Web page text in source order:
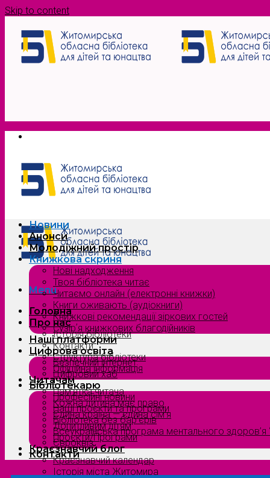
Skip to content
Menu
Головна
Про нас
Історія бібліотеки
Контакти
Структура бібліотеки
Офіційна інформація
Читачам
Пам’ятка читача
Кожна дитина має право
Єдина країна — єдина сім’я
Допитливим дітям
Проєкти/Програми
Краєзнавчий блог
Краєзнавчий календар
Історія міста Житомира
Новини
Анонси
Молодіжний простір
Книжкова скриня
Нові надходження
Твоя бібліотека читає
Читаємо онлайн (електронні книжки)
Книги оживають (аудіокниги)
Книжкові рекомендації зіркових гостей
Сузірʼя книжкових благодійників
Наші платформи
Цифрова освіта
Безпечний інтернет
Цифровий хаб
Бібліотекарю
Професійні новини
Наші проєкти та програми
Бібліотека без бар’єрів
Всеукраїнська програма ментального здоров’я
Євроквіз
Контакти